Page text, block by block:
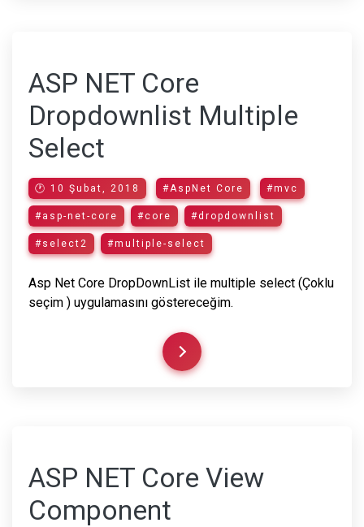
ASP NET Core
Dropdownlist Multiple
Select
🕐 10 Şubat, 2018 #AspNet Core #mvc
#asp-net-core #core #dropdownlist
#select2 #multiple-select
Asp Net Core DropDownList ile multiple select (Çoklu
seçim ) uygulamasını göstereceğim.
ASP NET Core View
Component